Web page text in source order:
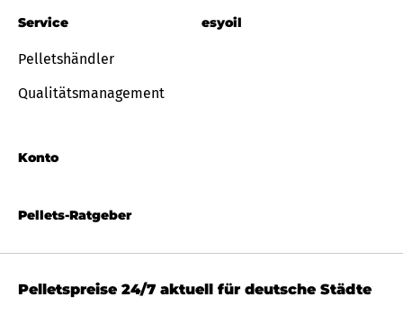
Pellets-Ratgeber
Service
Pelletshändler
Qualitätsmanagement
Konto
esyoil
Pelletspreise 24/7 aktuell für deutsche Städte